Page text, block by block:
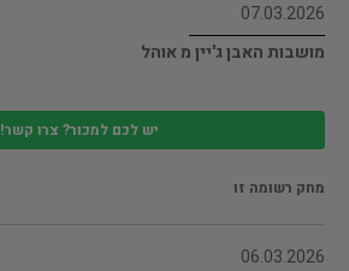
07.03.2026
מושבות האבן ג'יין מ אוהל
יש לכם למכור? צרו קשר!
מחק רשומה זו
06.03.2026